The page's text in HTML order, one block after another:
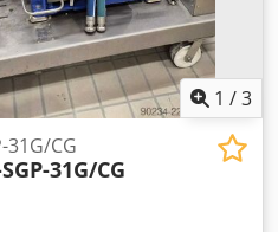
1 /3
31G/CG
31G/CG